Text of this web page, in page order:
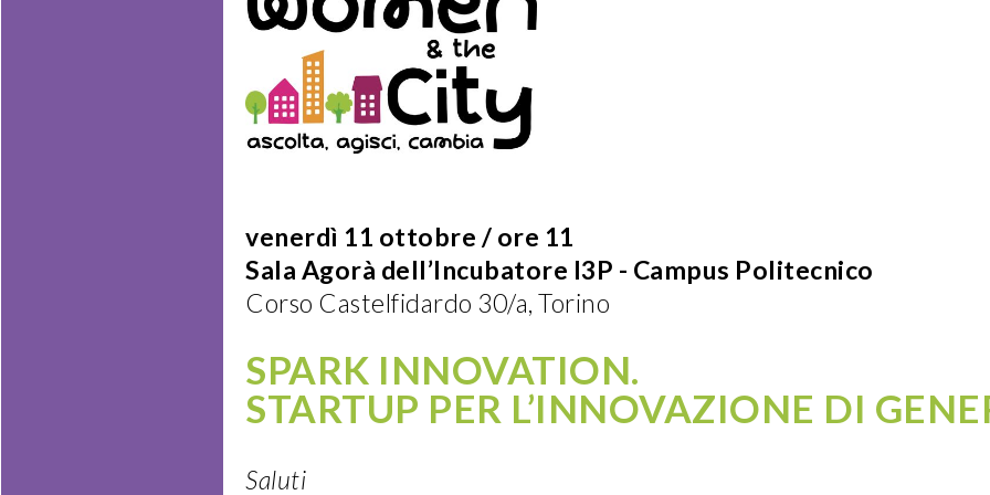
venerdì 11 ottobre / ore 11
Sala Agorà dell’Incubatore I3P - Campus Politecnico
Corso Castelfidardo 30/a, Torino
SPARK INNOVATION.
STARTUP PER L’INNOVAZIONE DI
Saluti